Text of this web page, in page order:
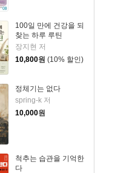
100일 만에 건강을 되
찾는 하루 루틴
장지현 저
10,800원 (10% 할인)
정체기는 없다
spring-k 저
10,000원
척추는 습관을 기억한
다